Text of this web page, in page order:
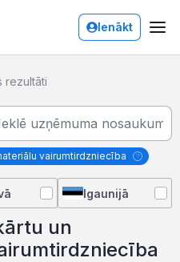
Ienākt
rezultāti
vairumtirdzniecība
Igaunijā
un